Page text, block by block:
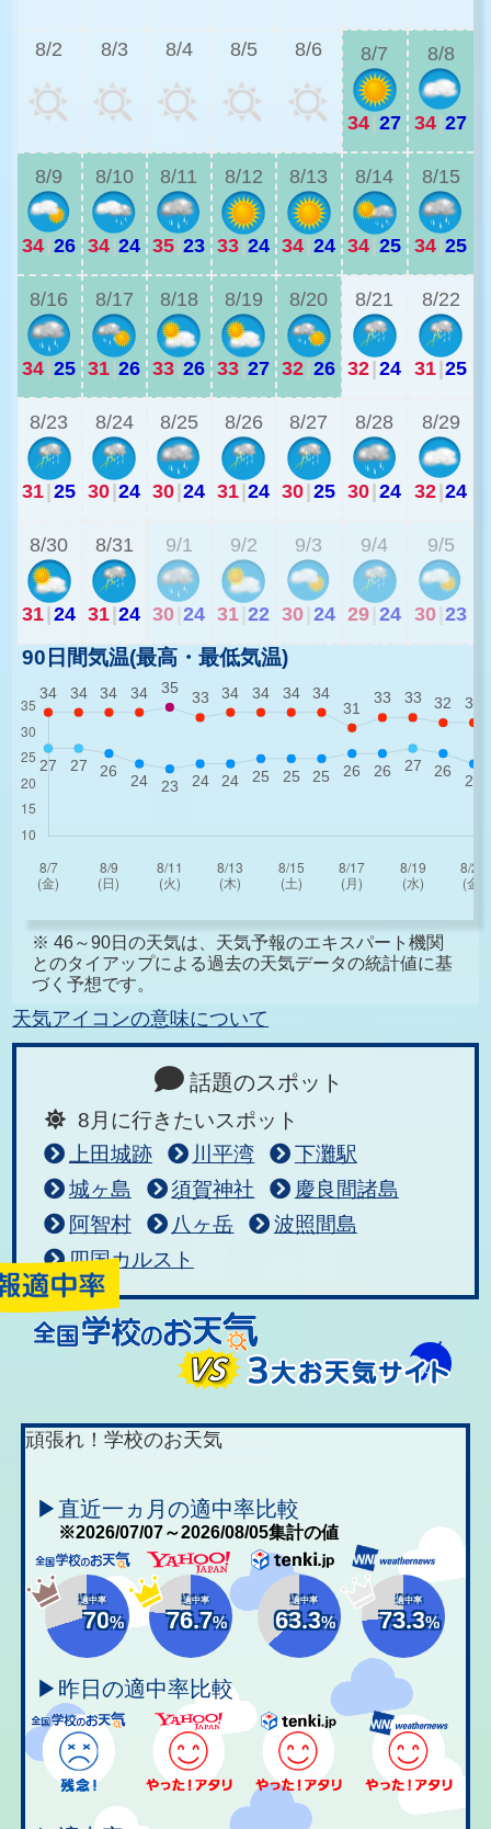
8/2 8/3 8/4 8/5 8/6 8/7
34|27
8/8
34|27
8/9
34|26
8/10
34|24
8/11
35|23
8/12
33|24
8/13
34|24
8/14
34|25
8/15
34|25
8/16
34|25
8/17
31|26
8/18
33|26
8/19
33|27
8/20
32|26
8/21
32|24
8/22
31|25
8/23
31|25
8/24
30|24
8/25
30|24
8/26
31|24
8/27
30|25
8/28
30|24
8/29
32|24
8/30
31|24
8/31
31|24
9/1
30 24
9/2
31 22
9/3
30 24
9/4
29 24
9/5
30 23
90日間気温(最高・最低気温)
※ 46～90日の天気は、天気予報のエキスパート機関
とのタイアップによる過去の天気データの統計値に基
づく予想です。
天気アイコンの意味について
話題のスポット
8月に行きたいスポット
上田城跡
川平湾
下灘駅
城ヶ島
須賀神社
慶良間諸島
阿智村
八ヶ岳
波照間島
四国カルスト
頑張れ！学校のお天気
▶直近一ヵ月の適中率比較
※2026/07/07～2026/08/05集計の値
適中率
70%
適中率
76.7%
適中率
63.3%
適中率
73.3%
▶昨日の適中率比較